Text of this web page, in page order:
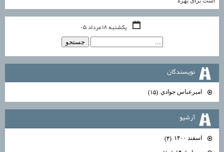
یکشنبه ۱۸ مرداد ۰۵
نويسندگان
اميرعباس جوادي (۱۵)
آرشيو
اسفند ۱۴۰۰
(۴)